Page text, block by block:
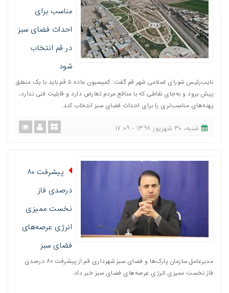
مناسب برای
احداث فضای سبز
در قم انتخاب
شود
نایب‌رئیس شورای اسلامی شهر قم گفت: کمیسیون ماده ۵ قم باید با یک منطق
پیش برود و به‌جای نقاطی که با منافع مردم تعارض دارد و قابلیت فنی ندارد،
پهنه‌های مناسب‌تری را برای احداث فضای سبز انتخاب کند.
شنبه، ٣٠ شهریور ١٣٩٨ - ١٧:٠٩
پیشرفت ۸۰
درصدی فاز
نخست ممیزی
انرژی‌ عرصه‌های
فضای سبز
مدیرعامل سازمان پارک‌ها و فضای سبز شهرداری قم از پیشرفت ٨٠ درصدی
فاز نخست ممیزی انرژی‌ عرصه‌های فضای سبز خبر داد.